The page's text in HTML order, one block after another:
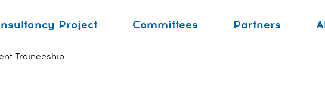
Project Committees Partners
Traineeship